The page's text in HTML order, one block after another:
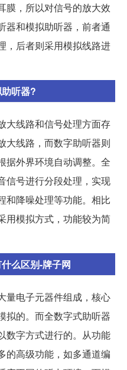
膜，所以对信号的放大效
器和模拟助听器，前者通
，后者则采用模拟线路进
听器?
大线路和信号处理方面存
大线路，而数字助听器则
据外界环境自动调整。全
信号进行分段处理，实现
和降噪处理等功能。相比
用模拟方式，功能较为简
么区别-牌子网
量电子元器件组成，核心
拟的。而全数字式助听器
数字方式进行的。从功能
的高级功能，如多通道编